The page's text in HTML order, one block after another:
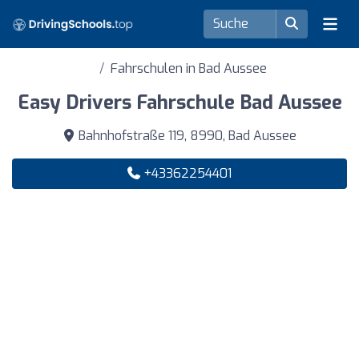
Fahrschulen in Bad Aussee
Easy Drivers Fahrschule Bad Aussee
Bahnhofstraße 119, 8990, Bad Aussee
+43362254401